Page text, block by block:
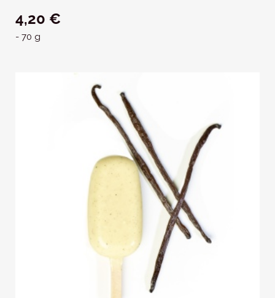
4,20 €
- 70 g